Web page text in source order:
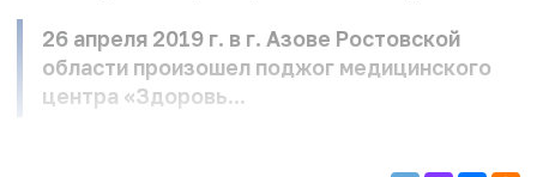
26 апреля 2019 г. в г. Азове Ростовской
области произошел поджог медицинского
центра «Здоровь...